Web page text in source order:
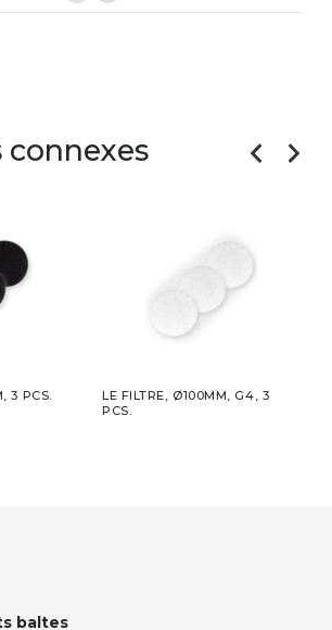
connexes
3 PCS.
LE FILTRE, Ø100MM, G4, 3
PCS.
baltes